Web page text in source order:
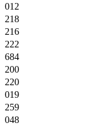
012
218
216
222
684
200
220
019
259
048